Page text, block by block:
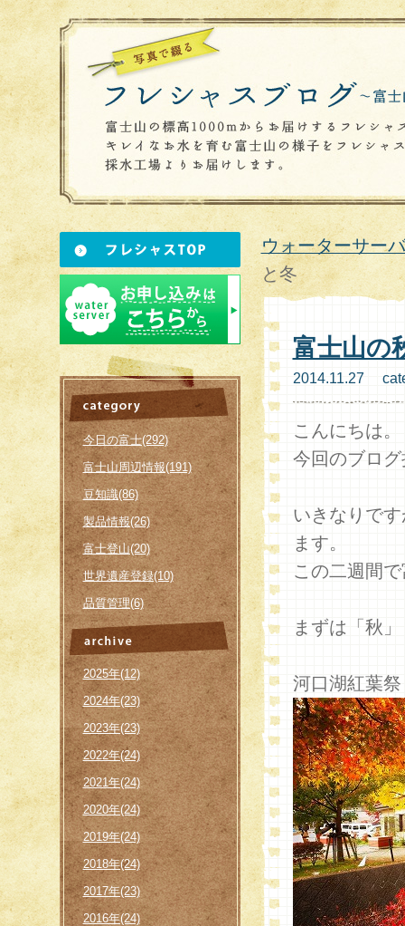
今日の富士(292)
富士山周辺情報(191)
豆知識(86)
製品情報(26)
富士登山(20)
世界遺産登録(10)
品質管理(6)
2025年(12)
2024年(23)
2023年(23)
2022年(24)
2021年(24)
2020年(24)
2019年(24)
2018年(24)
2017年(23)
2016年(24)
ウォーターサー
と冬
富士山の
2014.11.27
こんにちは。
今回のブロ
いきなりで
ます。
この二週間
まずは「秋」
河口湖紅葉